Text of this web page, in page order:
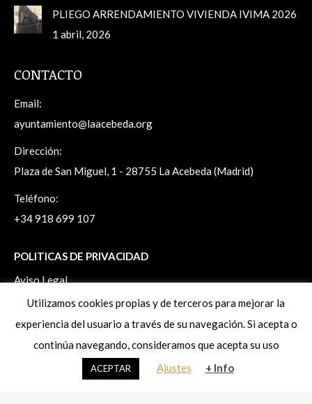
PLIEGO ARRENDAMIENTO VIVIENDA IVIMA 2026
1 abril, 2026
CONTACTO
Email:
ayuntamiento@laacebeda.org
Dirección:
Plaza de San Miguel, 1 - 28755 La Acebeda (Madrid)
Teléfono:
+34 918 699 107
POLITICAS DE PRIVACIDAD
Aviso Legal
Politica de Privacidad
Ejercicio de derechos ArSol
www.laacebeda.org
Utilizamos cookies propias y de terceros para mejorar la
experiencia del usuario a través de su navegación. Si acepta o
continúa navegando, consideramos que acepta su uso
ACEPTAR Ajustes + Info